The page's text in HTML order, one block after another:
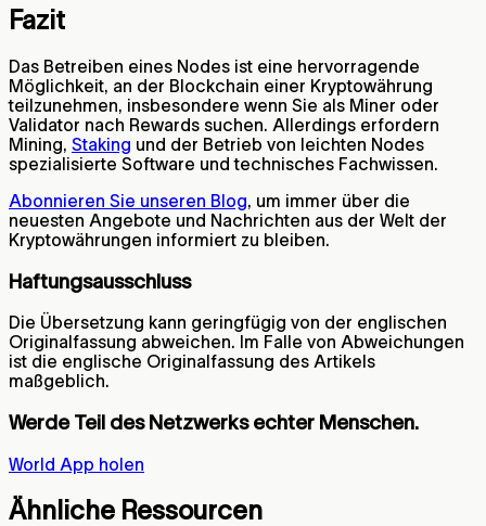
Fazit
Das Betreiben eines Nodes ist eine hervorragende
Möglichkeit, an der Blockchain einer Kryptowährung
teilzunehmen, insbesondere wenn Sie als Miner oder
Validator nach Rewards suchen. Allerdings erfordern
Mining, Staking und der Betrieb von leichten Nodes
spezialisierte Software und technisches Fachwissen.
Abonnieren Sie unseren Blog, um immer über die
neuesten Angebote und Nachrichten aus der Welt der
Kryptowährungen informiert zu bleiben.
Haftungsausschluss
Die Übersetzung kann geringfügig von der englischen
Originalfassung abweichen. Im Falle von Abweichungen
ist die englische Originalfassung des Artikels
maßgeblich.
Werde Teil des Netzwerks echter Menschen.
World App holen
Ähnliche Ressourcen